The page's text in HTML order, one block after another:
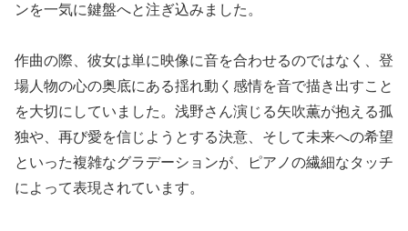
ンを一気に鍵盤へと注ぎ込みました。
作曲の際、彼女は単に映像に音を合わせるのではなく、登
場人物の心の奥底にある揺れ動く感情を音で描き出すこと
を大切にしていました。浅野さん演じる矢吹薫が抱える孤
独や、再び愛を信じようとする決意、そして未来への希望
といった複雑なグラデーションが、ピアノの繊細なタッチ
によって表現されています。